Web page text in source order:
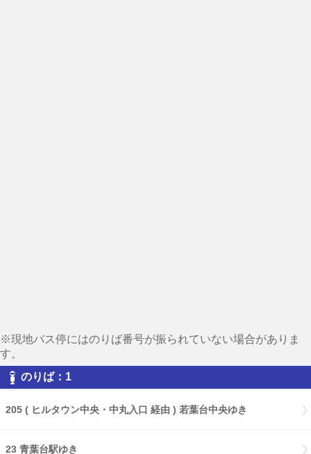
※現地バス停にはのりば番号が振られていない場合がありま
す。
のりば：1
205 ( ヒルタウン中央・中丸入口 経由 ) 若葉台中央ゆき
23 青葉台駅ゆき